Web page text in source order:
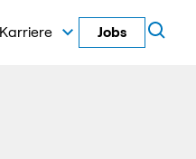
Karriere Jobs